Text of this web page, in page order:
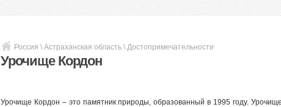
Россия \Астраханская область \Достопримечательности
Урочище Кордон
Урочище Кордон – это памятник природы, образованный в 1995 году.